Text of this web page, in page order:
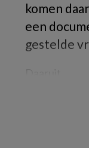
komen
een
gestelde